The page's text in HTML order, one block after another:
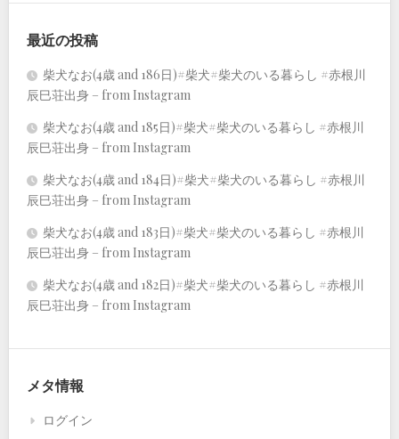
最近の投稿
柴犬なお(4歳 and 186日)#柴犬#柴犬のいる暮らし #赤根川
辰巳荘出身 – from Instagram
柴犬なお(4歳 and 185日)#柴犬#柴犬のいる暮らし #赤根川
辰巳荘出身 – from Instagram
柴犬なお(4歳 and 184日)#柴犬#柴犬のいる暮らし #赤根川
辰巳荘出身 – from Instagram
柴犬なお(4歳 and 183日)#柴犬#柴犬のいる暮らし #赤根川
辰巳荘出身 – from Instagram
柴犬なお(4歳 and 182日)#柴犬#柴犬のいる暮らし #赤根川
辰巳荘出身 – from Instagram
メタ情報
ログイン